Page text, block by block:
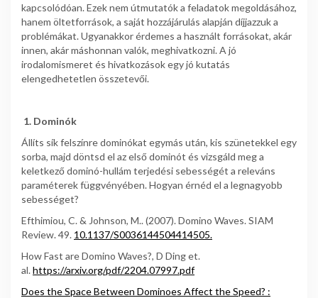
kapcsolódóan. Ezek nem útmutatók a feladatok megoldásához,
hanem öltetforrások, a saját hozzájárulás alapján díjjazzuk a
problémákat. Ugyanakkor érdemes a használt forrásokat, akár
innen, akár máshonnan valók, meghivatkozni. A jó
irodalomismeret és hivatkozások egy jó kutatás
elengedhetetlen összetevői.
1. Dominók
Állíts sík felszínre dominókat egymás után, kis szünetekkel egy
sorba, majd döntsd el az első dominót és vizsgáld meg a
keletkező dominó-hullám terjedési sebességét a releváns
paraméterek függvényében. Hogyan érnéd el a legnagyobb
sebességet?
Efthimiou, C. & Johnson, M.. (2007). Domino Waves. SIAM
Review. 49. 10.1137/S0036144504414505.
How Fast are Domino Waves?, D Ding et.
al.https://arxiv.org/pdf/2204.07997.pdf
Does the Space Between Dominoes Affect the Speed? :